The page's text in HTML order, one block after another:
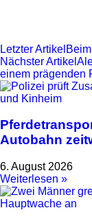
Letzter Artikel
Nächster Artikel
einem prägenden
Autobahn
6. August 2026
Weiterlesen »